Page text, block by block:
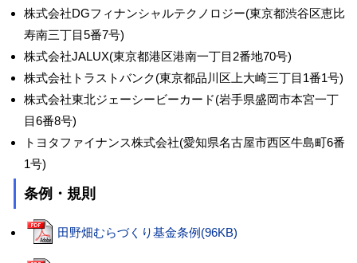
株式会社DGフィナンシャルテクノロジー(東京都渋谷区恵比
寿南三丁目5番7号)
株式会社JALUX(東京都港区港南一丁目2番地70号)
株式会社トラストバンク(東京都品川区上大崎三丁目1番1号)
株式会社東北ジェーシービーカード(岩手県盛岡市本宮一丁
目6番8号)
トヨタファイナンス株式会社(愛知県名古屋市西区牛島町6番
1号)
条例・規則
田野畑むらづくり基金条例(96KB)